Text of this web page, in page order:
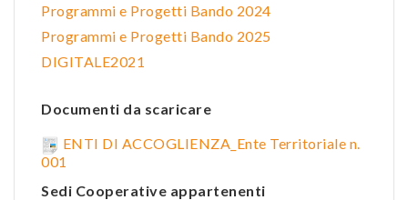
Programmi e Progetti Bando 2024
Programmi e Progetti Bando 2025
DIGITALE2021
Documenti da scaricare
ENTI DI ACCOGLIENZA_Ente Territoriale n.
001
Sedi Cooperative appartenenti